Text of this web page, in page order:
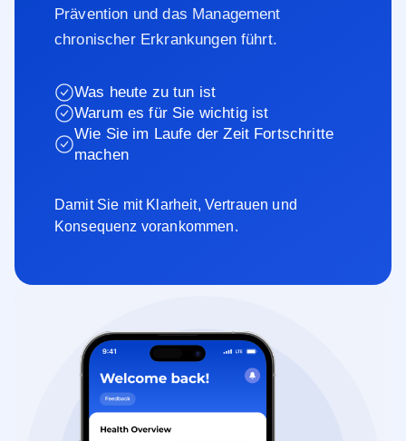
Prävention und das Management
chronischer Erkrankungen führt.
Was heute zu tun ist
Warum es für Sie wichtig ist
Wie Sie im Laufe der Zeit Fortschritte
machen
Damit Sie mit Klarheit, Vertrauen und
Konsequenz vorankommen.